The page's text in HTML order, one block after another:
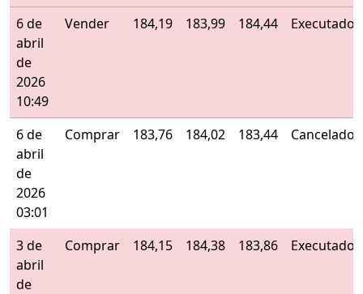
6 de
abril
de
2026
10:49
Vender 184,19 183,99 184,44 Executado
6 de
abril
de
2026
03:01
Comprar 183,76 184,02 183,44 Cancelado
3 de
abril
de
Comprar 184,15 184,38 183,86 Executado